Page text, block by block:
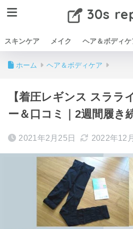
30s
スキンケア メイク ヘア＆ボディケ
ホーム ヘア＆ボディケア
【着圧レギンス スララ
ー＆口コミ｜2週間履き
2021年2月25日 2022年12